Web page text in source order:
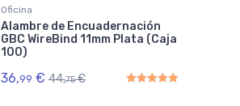
Oficina
Alambre de Encuadernación
GBC WireBind 11mm Plata (Caja
100)
36,99 € 44,75 €